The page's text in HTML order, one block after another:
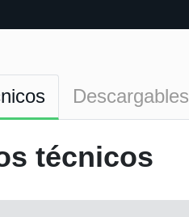
Descargables
técnicos